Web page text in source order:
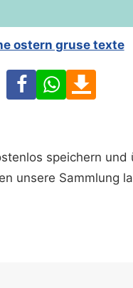
ostern gruse texte
FacebookWhatsApp
speichern
unsere Sammlung